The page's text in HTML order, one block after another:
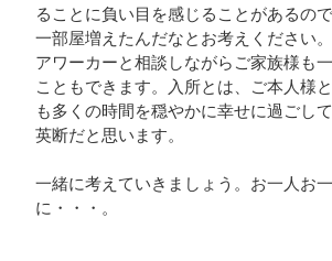
ることに負い目を感じることがあるの
一部屋増えたんだなとお考えください
アワーカーと相談しながらご家族様も
こともできます。入所とは、ご本人様
も多くの時間を穏やかに幸せに過ごし
英断だと思います。
一緒に考えていきましょう。お一人お
に・・・。